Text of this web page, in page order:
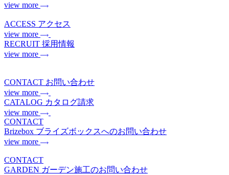
view more
ACCESS アクセス
view more
RECRUIT 採用情報
view more
CONTACT お問い合わせ
view more
CATALOG カタログ請求
view more
CONTACT
Brizebox ブライズボックスへのお問い合わせ
view more
CONTACT
GARDEN ガーデン施工のお問い合わせ